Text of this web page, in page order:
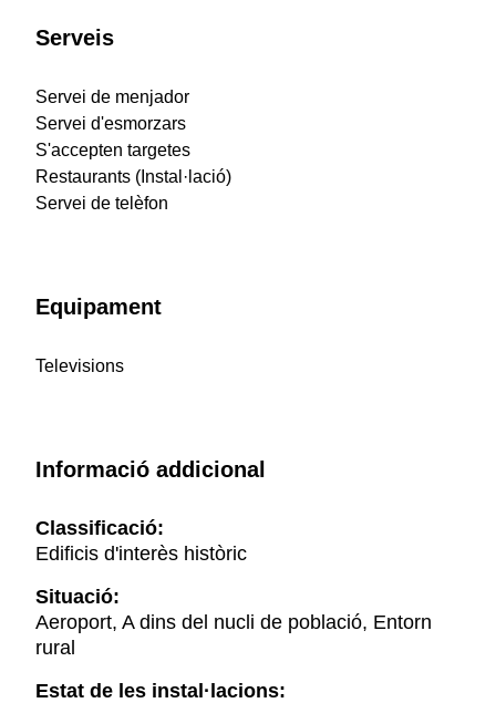
Serveis
Servei de menjador
Servei d'esmorzars
S'accepten targetes
Restaurants (Instal·lació)
Servei de telèfon
Equipament
Televisions
Informació addicional
Classificació:
Edificis d'interès històric
Situació:
Aeroport, A dins del nucli de població, Entorn
rural
Estat de les instal·lacions: